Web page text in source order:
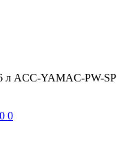
л ACC-YAMAC-PW-SP
0 0